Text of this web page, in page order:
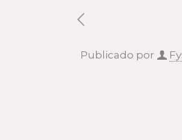
Publicado por